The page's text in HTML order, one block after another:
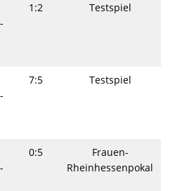
1:2 Testspiel
7:5 Testspiel
0:5
Frauen-
Rheinhessenpokal